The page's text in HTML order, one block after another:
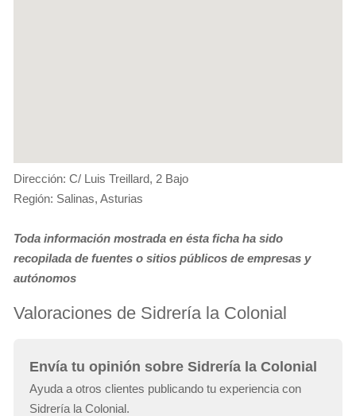
Dirección: C/ Luis Treillard, 2 Bajo
Región: Salinas, Asturias
Toda información mostrada en ésta ficha ha sido
recopilada de fuentes o sitios públicos de empresas y
autónomos
Valoraciones de Sidrería la Colonial
Envía tu opinión sobre Sidrería la Colonial
Ayuda a otros clientes publicando tu experiencia con
Sidrería la Colonial.